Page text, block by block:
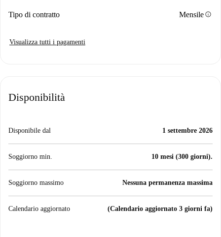
Tipo di contratto Mensileinfo
Visualizza tutti i pagamenti
Disponibilità
Disponibile dal 1 settembre 2026
Soggiorno min. 10 mesi (300 giorni).
Soggiorno massimo Nessuna permanenza massima
Calendario aggiornato (Calendario aggiornato 3 giorni fa)